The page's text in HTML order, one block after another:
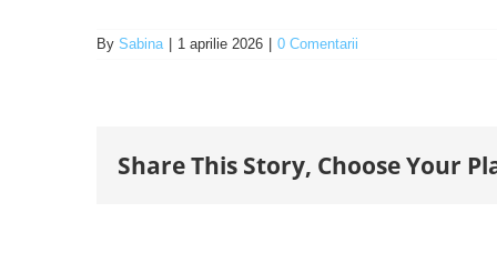
By Sabina 1 aprilie 2026 0 Comentarii
Share This Story, Choose Your